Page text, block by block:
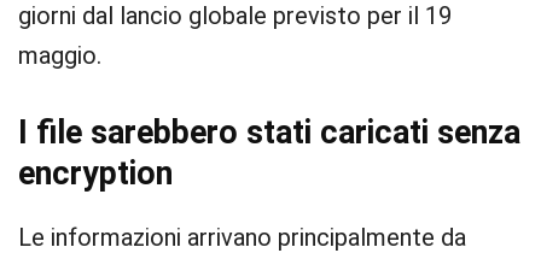
giorni dal lancio globale previsto per il 19
maggio.
I file sarebbero stati caricati senza
encryption
Le informazioni arrivano principalmente da